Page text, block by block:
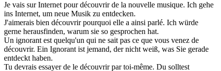
Je vais sur Internet pourdécouvrirde la nouvelle musique. Ich gehe
ins Internet, um neue Musik zu entdecken.
J'aimerais bien découvrirpourquoi elle a ainsi parlé. Ich würde
gerne herausfinden, warum sie so gesprochen hat.
Un ignorant est quelqu'un qui ne sait pas ce que vous venez de
découvrir. Ein Ignorant ist jemand, der nicht weiß, was Sie gerade
entdeckt haben.
Tu devrais essayer de le découvrirpar toi-même. Du solltest